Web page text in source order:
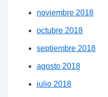
noviembre 2018
octubre 2018
septiembre 2018
agosto 2018
julio 2018